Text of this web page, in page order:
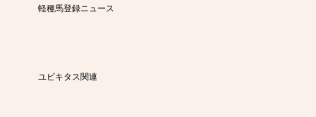
軽種馬登録ニュース
ユビキタス関連